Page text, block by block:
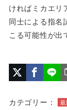
ければミカエリ
同士による指名
こる可能性が出
カテゴリー： 最